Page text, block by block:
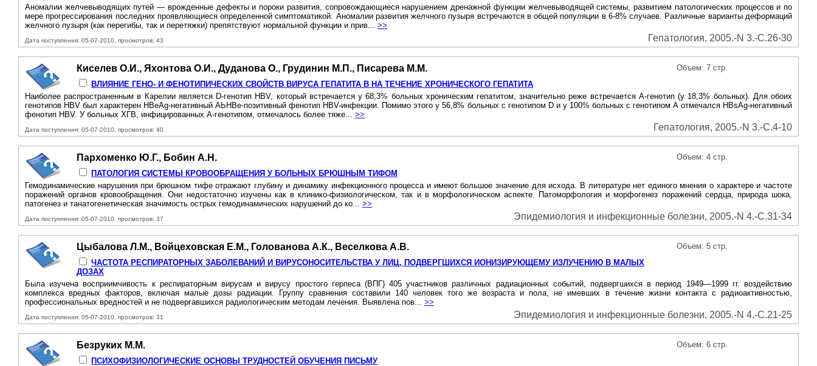
Аномалии желчевыводящих путей — врожденные дефекты и пороки развития, сопровождающиеся нарушением дренажной функции желчевыводящей системы, развитием патологических процессов и по
мере прогрессирования последних проявляющиеся определенной симптоматикой. Аномалии развития желчного пузыря встречаются в общей популяции в 6-8% случаев. Различные варианты деформаций
желчного пузыря (как перегибы, так и перетяжки) препятствуют нормальной функции и прив... >>
Дата поступления: 05-07-2010, просмотров: 43 Гепатология, 2005.-N 3.-С.26-30
Киселев О.И., Яхонтова О.И., Дуданова О., Грудинин М.П., Писарева М.М.
ВЛИЯНИЕ ГЕНО- И ФЕНОТИПИЧЕСКИХ СВОЙСТВ ВИРУСА ГЕПАТИТА В НА ТЕЧЕНИЕ ХРОНИЧЕСКОГО ГЕПАТИТА
Объем: 7 стр.
Наиболее распространенным в Карелии является D-генотип HBV, который встречается у 68,3% больных хроническим гепатитом, значительно реже встречается А-генотип (у 18,3% больных). Для обоих
генотипов HBV был характерен HBeAg-негативный АЬНВе-позитивный фенотип HBV-инфекции. Помимо этого у 56,8% больных с генотипом D и у 100% больных с генотипом А отмечался HBsAg-негативный
фенотип HBV. У больных ХГВ, инфицированных А-генотипом, отмечалось более тяже... >>
Дата поступления: 05-07-2010, просмотров: 40 Гепатология, 2005.-N 3.-С.4-10
Пархоменко Ю.Г., Бобин А.Н.
ПАТОЛОГИЯ СИСТЕМЫ КРОВООБРАЩЕНИЯ У БОЛЬНЫХ БРЮШНЫМ ТИФОМ
Объем: 4 стр.
Гемодинамические нарушения при брюшном тифе отражают глубину и динамику инфекционного процесса и имеют большое значение для исхода. В литературе нет единого мнения о характере и частоте
поражений органов кровообращения. Они недостаточно изучены как в клинико-физиологическом, так и в морфологическом аспекте. Патоморфология и морфогенез поражений сердца, природа шока,
патогенез и танатогенетическая значимость острых гемодинамических нарушений до ко... >>
Дата поступления: 05-07-2010, просмотров: 37 Эпидемиология и инфекционные болезни, 2005.-N 4.-С.31-34
Цыбалова Л.М., Войцеховская Е.М., Голованова А.К., Веселкова А.В.
ЧАСТОТА РЕСПИРАТОРНЫХ ЗАБОЛЕВАНИЙ И ВИРУСОНОСИТЕЛЬСТВА У ЛИЦ, ПОДВЕРГШИХСЯ ИОНИЗИРУЮЩЕМУ ИЗЛУЧЕНИЮ В МАЛЫХ
ДОЗАХ
Объем: 5 стр.
Была изучена восприимчивость к респираторным вирусам и вирусу простого герпеса (ВПГ) 405 участников различных радиационных событий, подвергшихся в период 1949—1999 гг. воздействию
комплекса вредных факторов, включая малые дозы радиации. Группу сравнения составили 140 человек того же возраста и пола, не имевших в течение жизни контакта с радиоактивностью,
профессиональных вредностей и не подвергавшихся радиологическим методам лечения. Выявлена пов... >>
Дата поступления: 05-07-2010, просмотров: 31 Эпидемиология и инфекционные болезни, 2005.-N 4.-С.21-25
Безруких М.М.
ПСИХОФИЗИОЛОГИЧЕСКИЕ ОСНОВЫ ТРУДНОСТЕЙ ОБУЧЕНИЯ ПИСЬМУ
Объем: 6 стр.